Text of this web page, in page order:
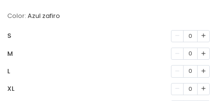
Color: Azul zafiro
S 0
M 0
L 0
XL 0